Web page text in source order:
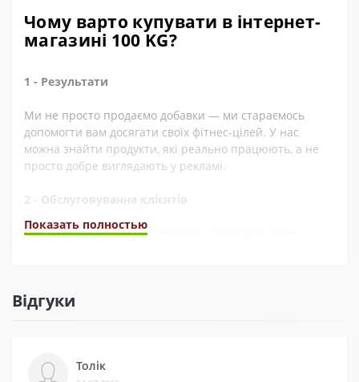
Чому варто купувати в інтернет-
магазині 100 KG?
1 - Результати
Ми не просто продаємо добавки — ми стараємось
допомогти вам досягати своїх фітнес-цілей. У нас
можна знайти продукти, які реально працюють, а не
просто добре виглядають у рекламі.
2 - Обслуговування клієнтів
Ми завжди на зв’язку у Telegram, WhatsApp, Viber,
різних платформах. Це підтверджує, що нам можна
Показать полностью
Відгуки
Толік